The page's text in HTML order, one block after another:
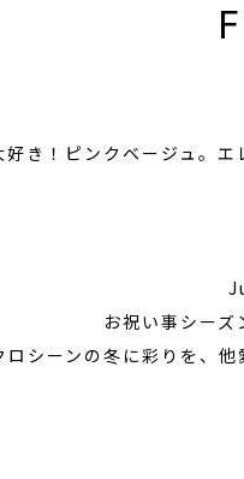
好き！ピンクベージュ。
お祝い事シー
シーンの冬に彩りを、